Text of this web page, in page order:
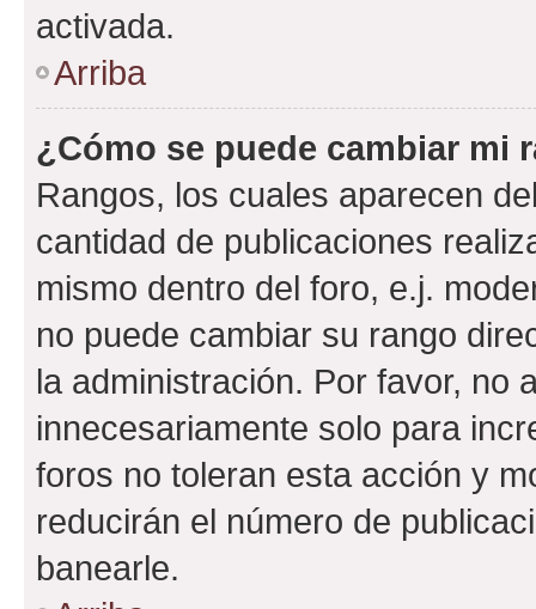
activada.
Arriba
¿Cómo se puede cambiar mi
Rangos, los cuales aparecen
cantidad de publicaciones
mismo dentro del foro, e.j.
no puede cambiar su rango
la administración. Por favor, no
innecesariamente solo para
foros no toleran esta acción y
reducirán el número de
banearle.